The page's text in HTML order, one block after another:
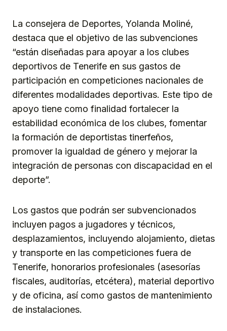
La consejera de Deportes, Yolanda Moliné,
destaca que el objetivo de las subvenciones
“están diseñadas para apoyar a los clubes
deportivos de Tenerife en sus gastos de
participación en competiciones nacionales de
diferentes modalidades deportivas. Este tipo de
apoyo tiene como finalidad fortalecer la
estabilidad económica de los clubes, fomentar
la formación de deportistas tinerfeños,
promover la igualdad de género y mejorar la
integración de personas con discapacidad en el
deporte”.
Los gastos que podrán ser subvencionados
incluyen pagos a jugadores y técnicos,
desplazamientos, incluyendo alojamiento, dietas
y transporte en las competiciones fuera de
Tenerife, honorarios profesionales (asesorías
fiscales, auditorías, etcétera), material deportivo
y de oficina, así como gastos de mantenimiento
de instalaciones.